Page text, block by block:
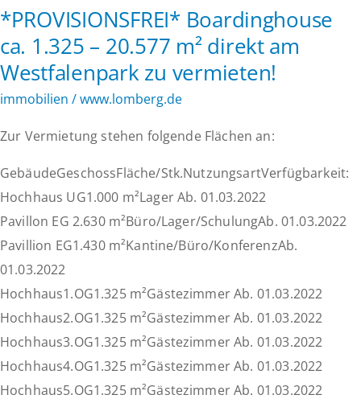
Café:
Historische
Gewerbefläche
für
am
Schwelmer
Altmarkt
*PROVISIONSFREI* Boardinghouse
ca. 1.325 – 20.577 m² direkt am
Westfalenpark zu vermieten!
immobilien /www.lomberg.de
Zur Vermietung stehen folgende Flächen an:
GebäudeGeschossFläche/Stk.NutzungsartVerfügbarkeit:
Hochhaus UG1.000 m²Lager Ab. 01.03.2022
Pavillon EG 2.630 m²Büro/Lager/SchulungAb. 01.03.2022
Pavillion EG1.430 m²Kantine/Büro/KonferenzAb.
01.03.2022
Hochhaus1.OG1.325 m²Gästezimmer Ab. 01.03.2022
Hochhaus2.OG1.325 m²Gästezimmer Ab. 01.03.2022
Hochhaus3.OG1.325 m²Gästezimmer Ab. 01.03.2022
Hochhaus4.OG1.325 m²Gästezimmer Ab. 01.03.2022
Hochhaus5.OG1.325 m²Gästezimmer Ab. 01.03.2022